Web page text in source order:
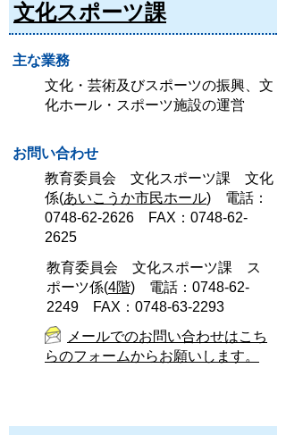
文化スポーツ課
主な業務
文化・芸術及びスポーツの振興、文
化ホール・スポーツ施設の運営
お問い合わせ
教育委員会 文化スポーツ課 文化
係(あいこうか市民ホール) 電話：
0748-62-2626 FAX：0748-62-
2625
教育委員会 文化スポーツ課 ス
ポーツ係(4階) 電話：0748-62-
2249 FAX：0748-63-2293
メールでのお問い合わせはこち
らのフォームからお願いします。